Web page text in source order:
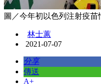
圖／今年初以色列注射疫苗
林士蕙
2021-07-07
分享
傳送
A+